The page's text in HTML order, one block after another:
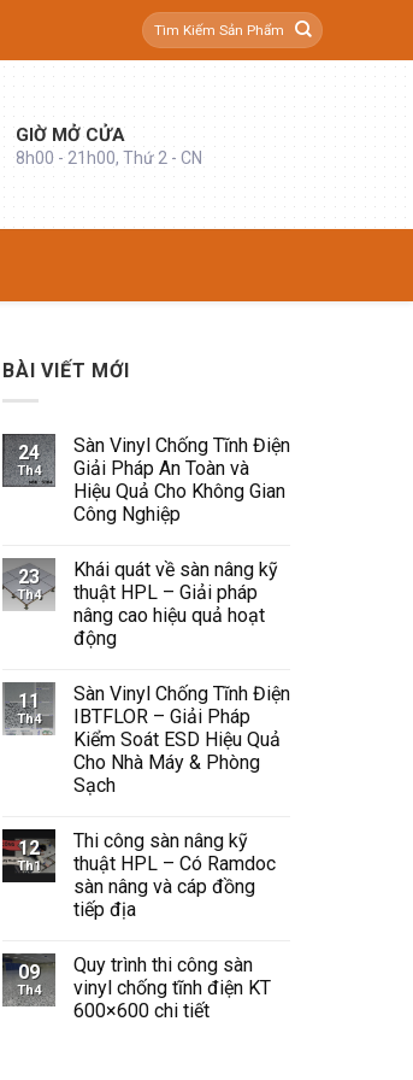
Tìm
kiếm:
GIỜ MỞ CỬA
8h00 - 21h00, Thứ 2 - CN
BÀI VIẾT MỚI
24
Th4
Sàn Vinyl Chống Tĩnh Điện
Giải Pháp An Toàn và
Hiệu Quả Cho Không Gian
Công Nghiệp
bình
luận
ở
Sàn
Vinyl
Chống
Giải
Pháp
An
Toàn
và
Hiệu
Quả
Gian
Công
Nghiệp
23
Th4
Khái quát về sàn nâng kỹ
thuật HPL – Giải pháp
nâng cao hiệu quả hoạt
động
bình
luận
ở
Khái
quát
về
sàn
thuật
HPL
–
Giải
pháp
nâng
quả
hoạt
động
11
Th4
Sàn Vinyl Chống Tĩnh Điện
IBTFLOR – Giải Pháp
Kiểm Soát ESD Hiệu Quả
Cho Nhà Máy & Phòng
Sạch
bình
luận
ở
Sàn
Vinyl
Chống
IBTFLOR
–
Giải
Pháp
12
Th1
Thi công sàn nâng kỹ
thuật HPL – Có Ramdoc
sàn nâng và cáp đồng
tiếp địa
bình
luận
ở
Thi
09
Th4
Quy trình thi công sàn
vinyl chống tĩnh điện KT
600×600 chi tiết